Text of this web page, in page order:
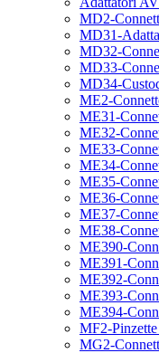
MD2-
MD31-
MD32-
MD33-
MD34-
ME2-
ME31-
ME32-
ME33-
ME34-
ME35-
ME36-
ME37-
ME38-
ME390-
ME391-
ME392-
ME393-
ME394-
MF2-
MG2-